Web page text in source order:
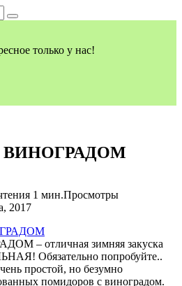
только у нас!
1 мин.Просмотры
2017
– отличная зимняя закуска
Обязательно попробуйте..
простой, но безумно
помидоров с виноградом.